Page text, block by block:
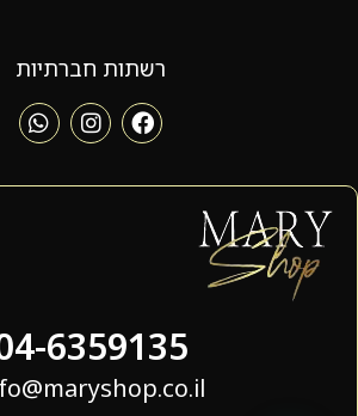
רשתות חברתיות
6359135